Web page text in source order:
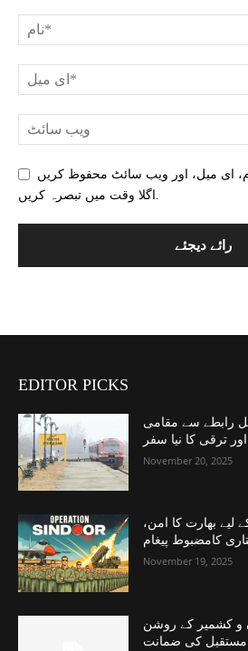
ای میل، اور ویب سائٹ محفوظ کریں
EDITOR PICKS
رابطے سے مقامی
ترقی کا نیا سفر
November 20, 2025
لیے بھارت کا امن،
کامضبوط پیغام
November 19, 2025
و کشمیر کے روشن
مستقبل کی ضمانت